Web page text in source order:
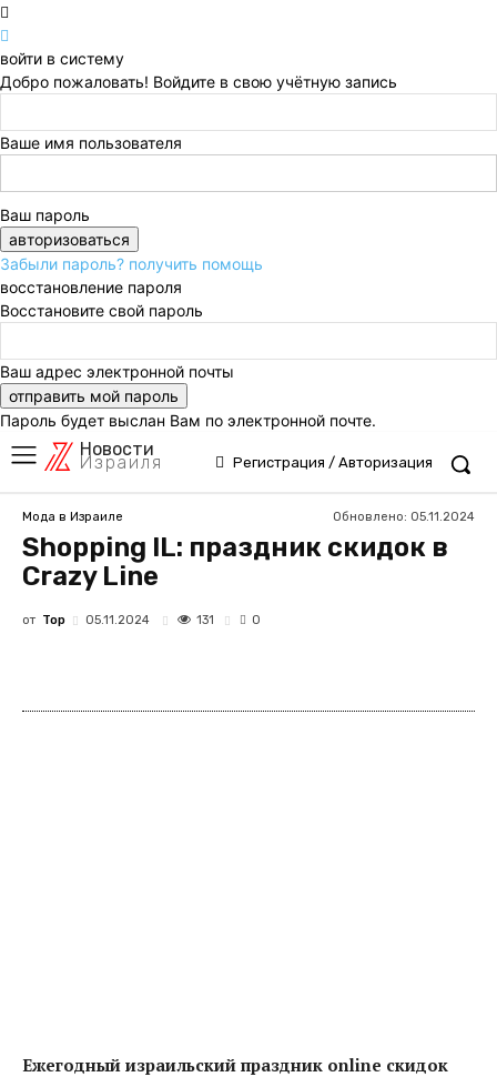
войти в систему
Добро пожаловать! Войдите в свою учётную запись
Ваше имя пользователя
Ваш пароль
Забыли пароль? получить помощь
восстановление пароля
Восстановите свой пароль
Ваш адрес электронной почты
Пароль будет выслан Вам по электронной почте.
Новости
Израиля Регистрация / Авторизация
Мода в Израиле Обновлено: 05.11.2024
Shopping IL: праздник скидок в
Crazy Line
от Top 05.11.2024 131 0
Ежегодный израильский праздник online скидок